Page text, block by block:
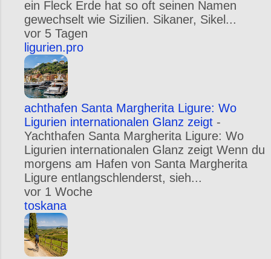
ein Fleck Erde hat so oft seinen Namen
gewechselt wie Sizilien. Sikaner, Sikel...
vor 5 Tagen
ligurien.pro
achthafen Santa Margherita Ligure: Wo
Ligurien internationalen Glanz zeigt -
Yachthafen Santa Margherita Ligure: Wo
Ligurien internationalen Glanz zeigt Wenn du
morgens am Hafen von Santa Margherita
Ligure entlangschlenderst, sieh...
vor 1 Woche
toskana